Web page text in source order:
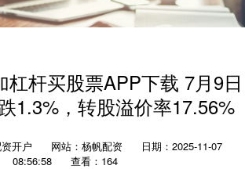
杠杆买股票APP下载 7月9日
1.3%，转股溢价率17.56%
开户 网站：杨帆配资
日期：2025-11-07
08:56:58
查看：164